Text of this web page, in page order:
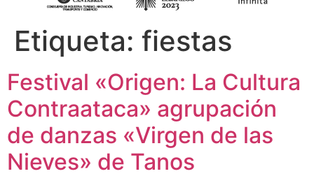
Etiqueta: fiestas
Festival «Origen: La Cultura
Contraataca» agrupación
de danzas «Virgen de las
Nieves» de Tanos